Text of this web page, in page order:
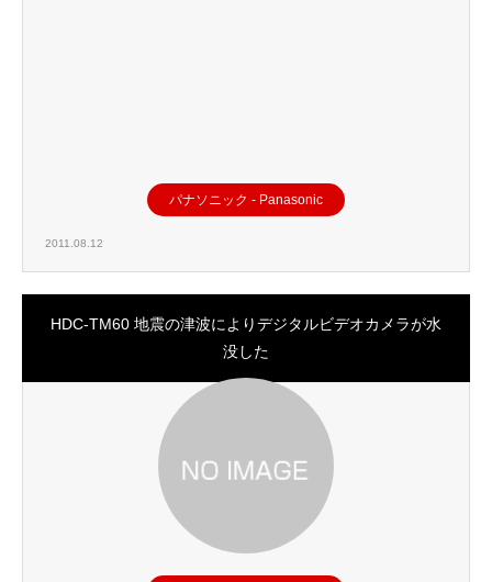
パナソニック - Panasonic
2011.08.12
HDC-TM60 地震の津波によりデジタルビデオカメラが水
没した